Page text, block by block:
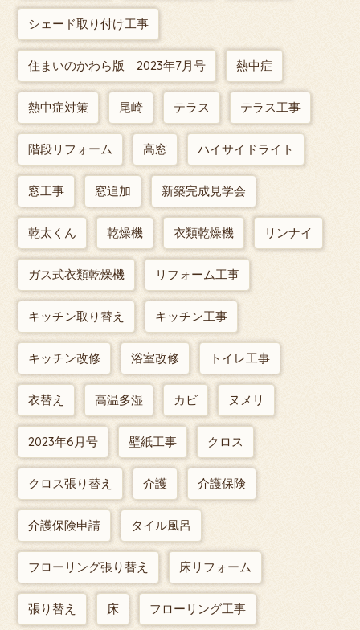
シェード取り付け工事
住まいのかわら版 2023年7月号 熱中症
熱中症対策 尾崎 テラス テラス工事
階段リフォーム 高窓 ハイサイドライト
窓工事 窓追加 新築完成見学会
乾太くん 乾燥機 衣類乾燥機 リンナイ
ガス式衣類乾燥機 リフォーム工事
キッチン取り替え キッチン工事
キッチン改修 浴室改修 トイレ工事
衣替え 高温多湿 カビ ヌメリ
2023年6月号 壁紙工事 クロス
クロス張り替え 介護 介護保険
介護保険申請 タイル風呂
フローリング張り替え 床リフォーム
張り替え 床 フローリング工事